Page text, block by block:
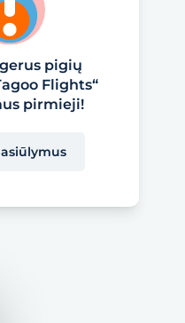
pigių
Flights“
pirmieji!